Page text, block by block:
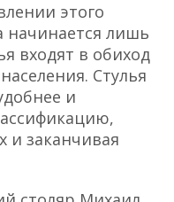
этого
начинается лишь
входят в обиход
Стулья
и
и заканчивая